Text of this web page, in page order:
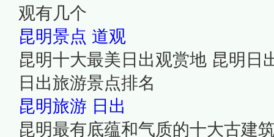
观有几个
昆明景点 道观
昆明十大最美日出观赏地 昆明日
日出旅游景点排名
昆明旅游 日出
昆明最有底蕴和气质的十大古建